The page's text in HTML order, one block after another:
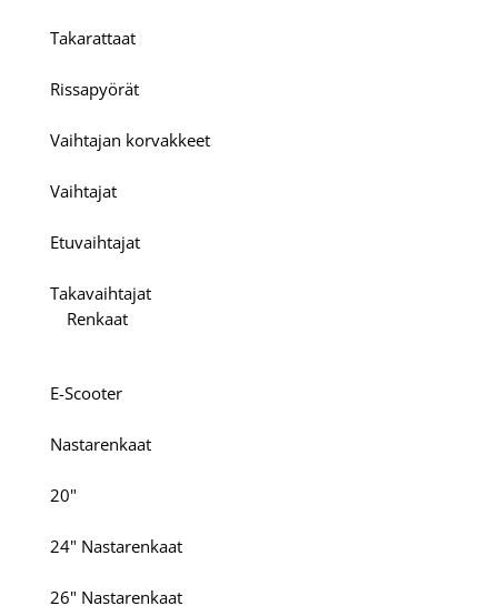
Takarattaat
Rissapyörät
Vaihtajan korvakkeet
Vaihtajat
Etuvaihtajat
Takavaihtajat
Renkaat
E-Scooter
Nastarenkaat
20"
24" Nastarenkaat
26" Nastarenkaat